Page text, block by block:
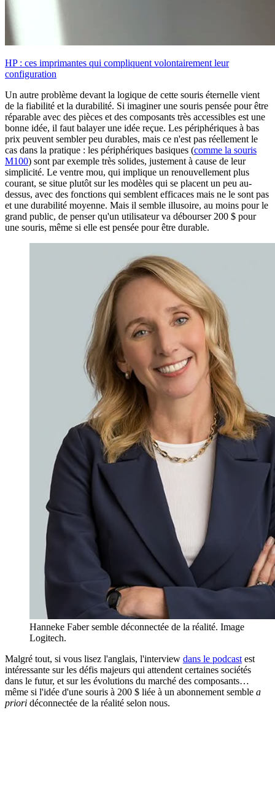
HP : ces imprimantes qui compliquent volontairement leur
configuration
Un autre problème devant la logique de cette souris éternelle vient
de la fiabilité et la durabilité. Si imaginer une souris pensée pour être
réparable avec des pièces et des composants très accessibles est une
bonne idée, il faut balayer une idée reçue. Les périphériques à bas
prix peuvent sembler peu durables, mais ce n'est pas réellement le
cas dans la pratique : les périphériques basiques (comme la souris
M100) sont par exemple très solides, justement à cause de leur
simplicité. Le ventre mou, qui implique un renouvellement plus
courant, se situe plutôt sur les modèles qui se placent un peu au-
dessus, avec des fonctions qui semblent efficaces mais ne le sont pas
et une durabilité moyenne. Mais il semble illusoire, au moins pour le
grand public, de penser qu'un utilisateur va débourser 200 $ pour
une souris, même si elle est pensée pour être durable.
Hanneke Faber semble déconnectée de la réalité. Image
Logitech.
Malgré tout, si vous lisez l'anglais, l'interview dans le podcast est
intéressante sur les défis majeurs qui attendent certaines sociétés
dans le futur, et sur les évolutions du marché des composants…
même si l'idée d'une souris à 200 $ liée à un abonnement semble a
priori déconnectée de la réalité selon nous.